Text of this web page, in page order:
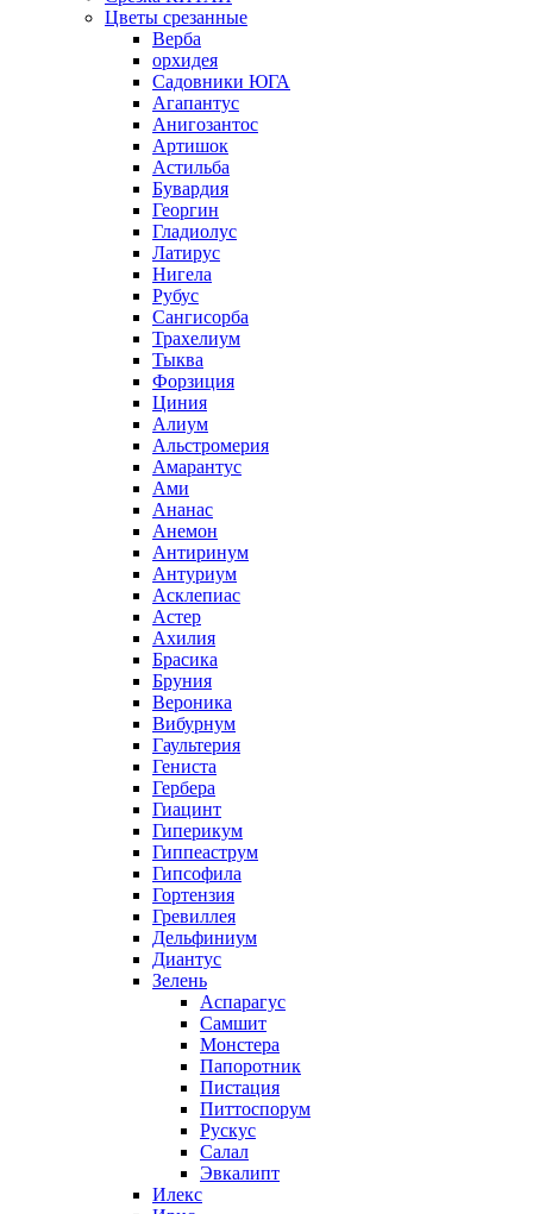
Цветы срезанные
Верба
орхидея
Садовники ЮГА
Агапантус
Анигозантос
Артишок
Астильба
Бувардия
Георгин
Гладиолус
Латирус
Нигела
Рубус
Сангисорба
Трахелиум
Тыква
Форзиция
Циния
Алиум
Альстромерия
Амарантус
Ами
Ананас
Анемон
Антиринум
Антуриум
Асклепиас
Астер
Ахилия
Брасика
Бруния
Вероника
Вибурнум
Гаультерия
Гениста
Гербера
Гиацинт
Гиперикум
Гиппеаструм
Гипсофила
Гортензия
Гревиллея
Дельфиниум
Диантус
Зелень
Аспарагус
Самшит
Монстера
Папоротник
Пистация
Питтоспорум
Рускус
Салал
Эвкалипт
Илекс